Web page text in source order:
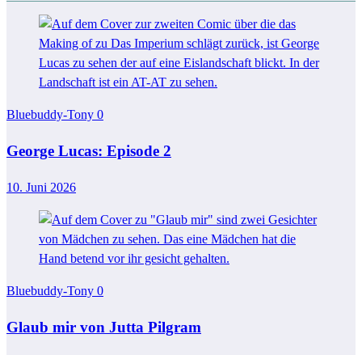
Bluebuddy-Tony 0
George Lucas: Episode 2
10. Juni 2026
Bluebuddy-Tony 0
Glaub mir von Jutta Pilgram